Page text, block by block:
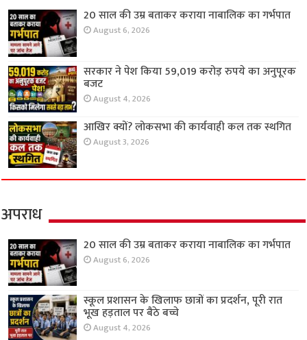
20 साल की उम्र बताकर कराया नाबालिक का गर्भपात
August 6, 2026
सरकार ने पेश किया 59,019 करोड़ रुपये का अनुपूरक
बजट
August 4, 2026
आखिर क्यों? लोकसभा की कार्यवाही कल तक स्थगित
August 3, 2026
अपराध
20 साल की उम्र बताकर कराया नाबालिक का गर्भपात
August 6, 2026
स्कूल प्रशासन के खिलाफ छात्रों का प्रदर्शन, पूरी रात
भूख हड़ताल पर बैठे बच्चे
August 4, 2026